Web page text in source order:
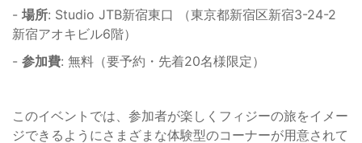
- 場所: Studio JTB新宿東口 （東京都新宿区新宿3-24-2
新宿アオキビル6階）
- 参加費: 無料（要予約・先着20名様限定）
このイベントでは、参加者が楽しくフィジーの旅をイメー
ジできるようにさまざまな体験型のコーナーが用意されて